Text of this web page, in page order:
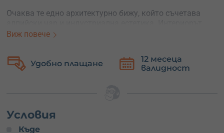
Очаква те едно архитектурно бижу, който съчетава
гали окото, а стаите – удобни и уютни, сякаш си в
баня. Ако обичаш вкусната храна – ресторантът на
място ще те зарадва със свежи, домашно приготвени
А сега за приключенците:
Виж повече
12 месеца
валидност
Безплатна
замяна
Условия
Къде